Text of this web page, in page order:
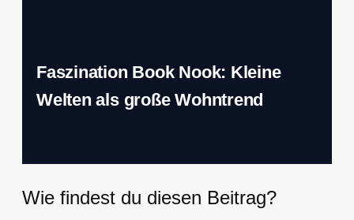
Faszination Book Nook: Kleine
Welten als große Wohntrend
Wie findest du diesen Beitrag?